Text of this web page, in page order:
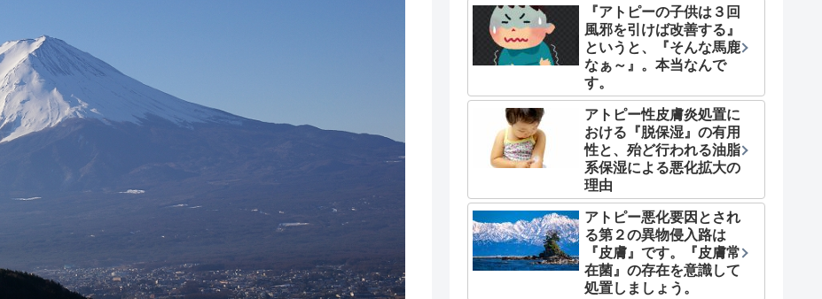
『アトピーの子供は３回
風邪を引けば改善する』
というと、『そんな馬鹿
なぁ～』。本当なんで
す。
アトピー性皮膚炎処置に
おける『脱保湿』の有用
性と、殆ど行われる油脂
系保湿による悪化拡大の
理由
アトピー悪化要因とされ
る第２の異物侵入路は
『皮膚』です。『皮膚常
在菌』の存在を意識して
処置しましょう。